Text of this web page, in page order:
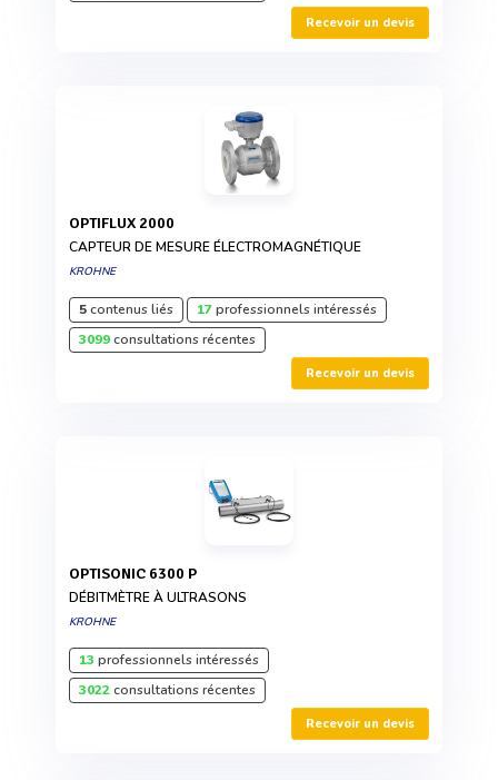
Recevoir un devis
OPTIFLUX 2000
CAPTEUR DE MESURE ÉLECTROMAGNÉTIQUE
KROHNE
5contenus liés 17professionnels intéressés
3099consultations récentes
Recevoir un devis
OPTISONIC 6300 P
DÉBITMÈTRE À ULTRASONS
KROHNE
13 professionnels intéressés
3022consultations récentes
Recevoir un devis